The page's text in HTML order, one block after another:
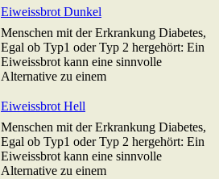
Eiweissbrot Dunkel
Menschen mit der Erkrankung Diabetes,
Egal ob Typ1 oder Typ 2 hergehört: Ein
Eiweissbrot kann eine sinnvolle
Alternative zu einem
Eiweissbrot Hell
Menschen mit der Erkrankung Diabetes,
Egal ob Typ1 oder Typ 2 hergehört: Ein
Eiweissbrot kann eine sinnvolle
Alternative zu einem